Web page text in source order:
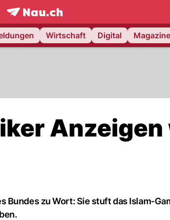
frontpage.NAU.ch
Wirtschaft Digital Magazine
Anzeigen
zu Wort: Sie stuft das Islam-